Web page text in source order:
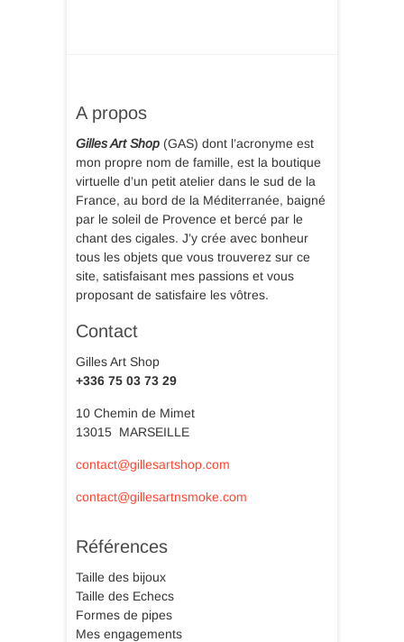
A propos
Gilles Art Shop (GAS) dont l’acronyme est
mon propre nom de famille, est la boutique
virtuelle d’un petit atelier dans le sud de la
France, au bord de la Méditerranée, baigné
par le soleil de Provence et bercé par le
chant des cigales. J’y crée avec bonheur
tous les objets que vous trouverez sur ce
site, satisfaisant mes passions et vous
proposant de satisfaire les vôtres.
Contact
Gilles Art Shop
+336 75 03 73 29
10 Chemin de Mimet
13015 MARSEILLE
contact@gillesartshop.com
contact@gillesartnsmoke.com
Références
Taille des bijoux
Taille des Echecs
Formes de pipes
Mes engagements